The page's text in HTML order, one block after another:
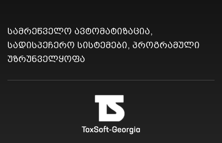
სამრეწველო ავტომატიზაცია,
სადისპეჩერო სისტემები, პროგრამული
უზრუნველყოფა